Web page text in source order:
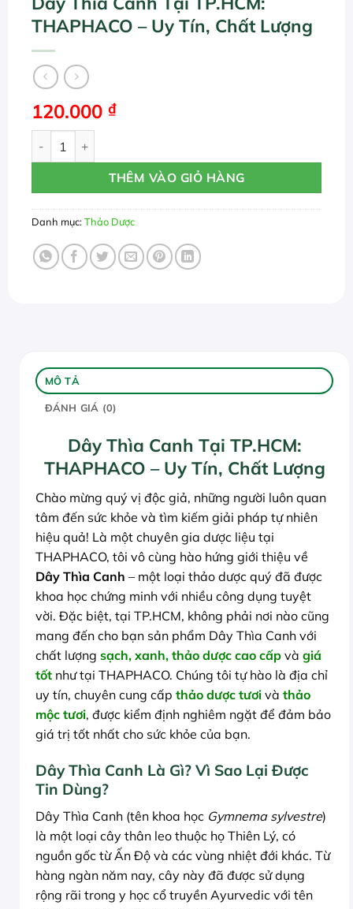
THAPHACO – Uy Tín, Chất Lượng
120.000 ₫
THÊM VÀO GIỎ HÀNG
Danh mục:Thảo Dược
MÔ TẢ
ĐÁNH GIÁ (0)
Dây Thìa Canh Tại TP.HCM:
THAPHACO – Uy Tín, Chất Lượng
Chào mừng quý vị độc giả, những người luôn quan
tâm đến sức khỏe và tìm kiếm giải pháp tự nhiên
hiệu quả! Là một chuyên gia dược liệu tại
THAPHACO, tôi vô cùng hào hứng giới thiệu về
Dây Thìa Canh – một loại thảo dược quý đã được
khoa học chứng minh với nhiều công dụng tuyệt
vời. Đặc biệt, tại TP.HCM, không phải nơi nào cũng
mang đến cho bạn sản phẩm Dây Thìa Canh với
chất lượng sạch, xanh, thảo dược cao cấp và giá
tốt như tại THAPHACO. Chúng tôi tự hào là địa chỉ
uy tín, chuyên cung cấp thảo dược tươi và thảo
mộc tươi, được kiểm định nghiêm ngặt để đảm bảo
giá trị tốt nhất cho sức khỏe của bạn.
Dây Thìa Canh Là Gì? Vì Sao Lại Được
Tin Dùng?
Dây Thìa Canh (tên khoa học Gymnema sylvestre)
là một loại cây thân leo thuộc họ Thiên Lý, có
nguồn gốc từ Ấn Độ và các vùng nhiệt đới khác. Từ
hàng ngàn năm nay, cây này đã được sử dụng
rộng rãi trong y học cổ truyền Ayurvedic với tên